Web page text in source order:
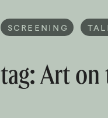
SCREENING
Art